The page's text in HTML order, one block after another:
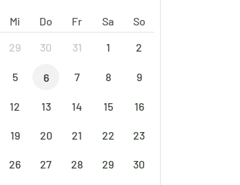
Mi Do Fr Sa
So
29 30 31 1 2
5 6 7 8 9
12 13 14 15 16
19 20 21 22 23
26 27 28 29 30